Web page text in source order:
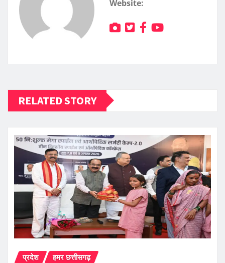
Website:
RELATED STORY
प्रदेश हमर छत्तीसगढ़